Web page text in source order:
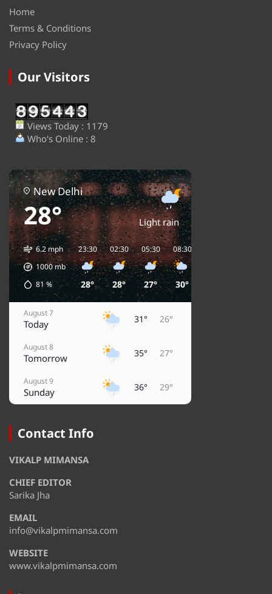
Home
Terms & Conditions
Privacy Policy
Our Visitors
Views Today : 1179
Who's Online : 8
New Delhi
28° Light rain
6.2 mph
1000mb
81%
23:30
28°
02:30
28°
05:30
27°
08:30
30°
August 7
Today 31° 26°
August 8
Tomorrow 35° 27°
August 9
Sunday 36° 29°
Monday
Tuesday
August 12
Wednesday
August 13
Thursday
Contact Info
VIKALP MIMANSA
CHIEF EDITOR
Sarika Jha
EMAIL
info@vikalpmimansa.com
WEBSITE
www.vikalpmimansa.com